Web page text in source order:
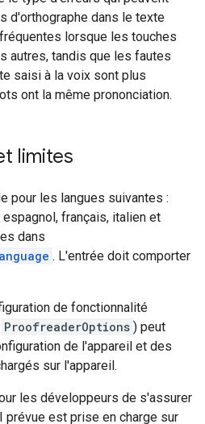
d'orthographe dans le texte
lorsque les touches
autres, tandis que les fautes
saisi à la voix sont plus
ont la même prononciation.
limites
pour les langues suivantes :
français, italien et
dans
. L'entrée doit comporter
de fonctionnalité
ProofreaderOptions ) peut
de l'appareil et des
sur l'appareil.
les développeurs de s'assurer
prévue est prise en charge sur